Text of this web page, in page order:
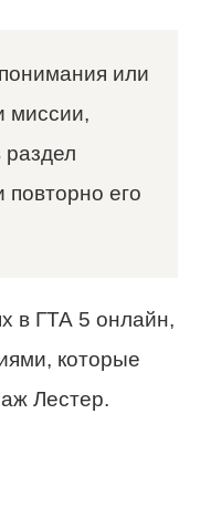
или
миссии,
раздел
его
в ГТА 5 онлайн,
которые
Лестер.